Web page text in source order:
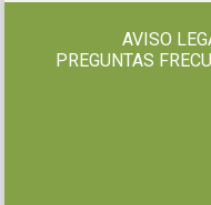
AVISO
PREGUNTAS